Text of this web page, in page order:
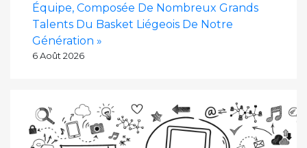
Équipe, Composée De Nombreux Grands
Talents Du Basket Liégeois De Notre
Génération »
6 Août 2026